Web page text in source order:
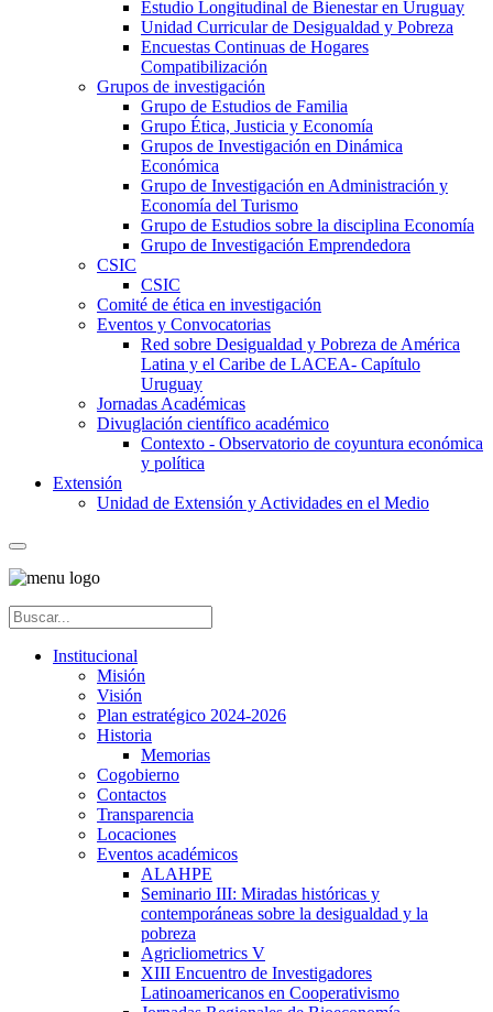
Estudio Longitudinal de Bienestar en Uruguay
Unidad Curricular de Desigualdad y Pobreza
Encuestas Continuas de Hogares
Compatibilización
Grupos de investigación
Grupo de Estudios de Familia
Grupo Ética, Justicia y Economía
Grupos de Investigación en Dinámica
Económica
Grupo de Investigación en Administración y
Economía del Turismo
Grupo de Estudios sobre la disciplina Economía
Grupo de Investigación Emprendedora
CSIC
CSIC
Comité de ética en investigación
Eventos y Convocatorias
Red sobre Desigualdad y Pobreza de América
Latina y el Caribe de LACEA- Capítulo
Uruguay
Jornadas Académicas
Divuglación científico académico
Contexto - Observatorio de coyuntura económica
y política
Extensión
Unidad de Extensión y Actividades en el Medio
Institucional
Misión
Visión
Plan estratégico 2024-2026
Historia
Memorias
Cogobierno
Contactos
Transparencia
Locaciones
Eventos académicos
ALAHPE
Seminario III: Miradas históricas y
contemporáneas sobre la desigualdad y la
pobreza
Agricliometrics V
XIII Encuentro de Investigadores
Latinoamericanos en Cooperativismo